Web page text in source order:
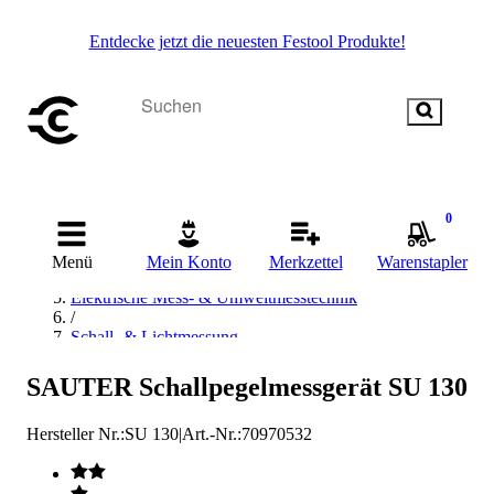
Entdecke jetzt die neuesten Festool Produkte!
Menü Mein Konto Merkzettel
0
Warenstapler
Startseite
/
Messen & Prüfen
Elektrische Mess- & Umweltmesstechnik
/
Schall- & Lichtmessung
Schallpegelmessgerät
/
SAUTER Schallpegelmessgerät SU 130
Hersteller Nr.:SU 130|Art.-Nr.:70970532